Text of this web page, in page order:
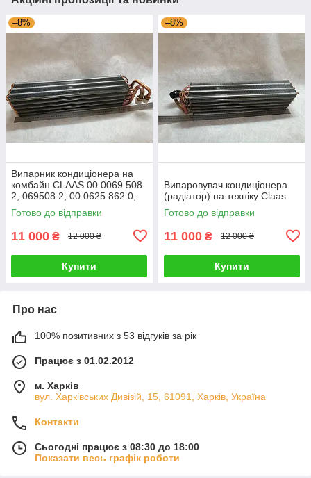
–8%
Випарник кондиціонера на
комбайн CLAAS 00 0069 508
2, 069508.2, 00 0625 862 0,
625862.0, 00 0625 862 2
Готово до відправки
11 000 ₴ 12 000 ₴
Купити
–8%
Випаровувач кондиціонера
(радіатор) на техніку Claas.
Готово до відправки
11 000 ₴ 12 000 ₴
Купити
Про нас
100% позитивних з 53 відгуків за рік
Працює з 01.02.2012
м. Харків
вул. Харківських Дивізій, 15, 61091, Харків, Україна
Контакти
Сьогодні працює з 08:30 до 18:00
Показати весь графік роботи